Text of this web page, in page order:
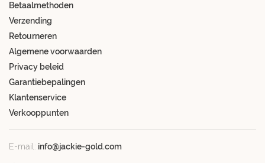
Betaalmethoden
Verzending
Retourneren
Algemene voorwaarden
Privacy beleid
Garantiebepalingen
Klantenservice
Verkooppunten
E-mail: info@jackie-gold.com